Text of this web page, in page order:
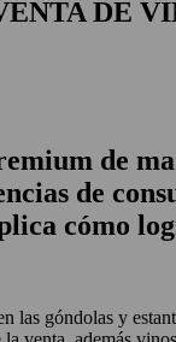
DE
de
de
cómo
las góndolas y